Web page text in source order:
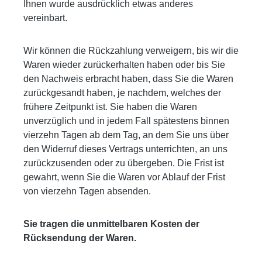
Ihnen wurde ausdrücklich etwas anderes
vereinbart.
Wir können die Rückzahlung verweigern, bis wir die
Waren wieder zurückerhalten haben oder bis Sie
den Nachweis erbracht haben, dass Sie die Waren
zurückgesandt haben, je nachdem, welches der
frühere Zeitpunkt ist. Sie haben die Waren
unverzüglich und in jedem Fall spätestens binnen
vierzehn Tagen ab dem Tag, an dem Sie uns über
den Widerruf dieses Vertrags unterrichten, an uns
zurückzusenden oder zu übergeben. Die Frist ist
gewahrt, wenn Sie die Waren vor Ablauf der Frist
von vierzehn Tagen absenden.
Sie tragen die unmittelbaren Kosten der
Rücksendung der Waren.